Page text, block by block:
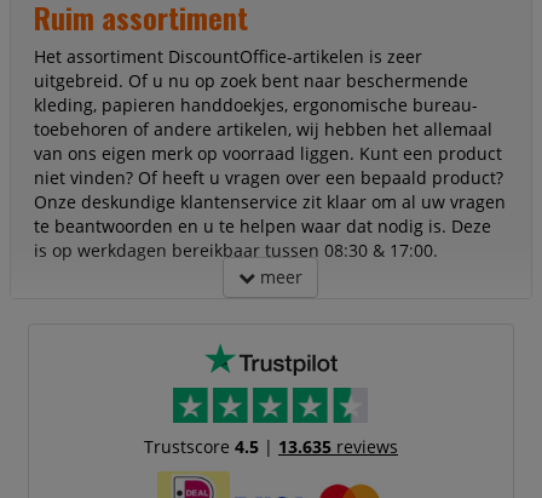
Ruim assortiment
Het assortiment DiscountOffice-artikelen is zeer
uitgebreid. Of u nu op zoek bent naar beschermende
kleding, papieren handdoekjes, ergonomische bureau-
toebehoren of andere artikelen, wij hebben het allemaal
van ons eigen merk op voorraad liggen. Kunt een product
niet vinden? Of heeft u vragen over een bepaald product?
Onze deskundige klantenservice zit klaar om al uw vragen
te beantwoorden en u te helpen waar dat nodig is. Deze
is op werkdagen bereikbaar tussen 08:30 & 17:00.
meer
Trustscore 4.5| 13.635reviews